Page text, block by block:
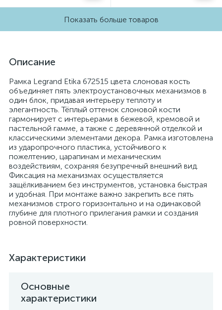
Показать больше товаров
Описание
Рамка Legrand Etika 672515 цвета слоновая кость
объединяет пять электроустановочных механизмов в
один блок, придавая интерьеру теплоту и
элегантность. Тёплый оттенок слоновой кости
гармонирует с интерьерами в бежевой, кремовой и
пастельной гамме, а также с деревянной отделкой и
классическими элементами декора. Рамка изготовлена
из ударопрочного пластика, устойчивого к
пожелтению, царапинам и механическим
воздействиям, сохраняя безупречный внешний вид.
Фиксация на механизмах осуществляется
защёлкиванием без инструментов, установка быстрая
и удобная. При монтаже важно закрепить все пять
механизмов строго горизонтально и на одинаковой
глубине для плотного прилегания рамки и создания
ровной поверхности.
Характеристики
Основные
характеристики